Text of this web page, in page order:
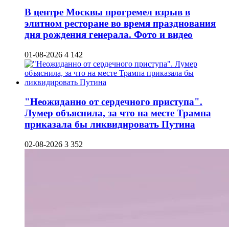
В центре Москвы прогремел взрыв в
элитном ресторане во время празднования
дня рождения генерала. Фото и видео
01-08-2026 4 142
"Неожиданно от сердечного приступа".
Лумер объяснила, за что на месте Трампа
приказала бы ликвидировать Путина
02-08-2026 3 352